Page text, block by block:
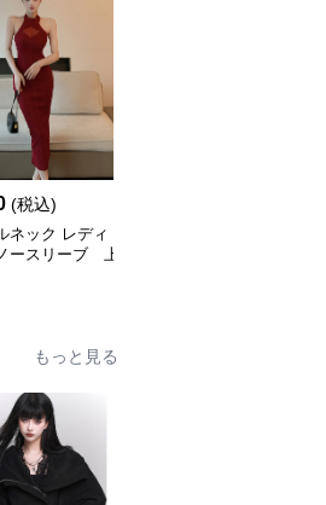
(税込)
ネック レディ
ースリーブ 上
もっと見る